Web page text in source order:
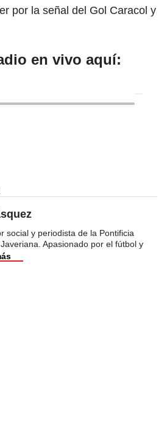
por la señal del Gol Caracol y
en vivo aquí:
social y periodista de la Pontificia
Apasionado por el fútbol y